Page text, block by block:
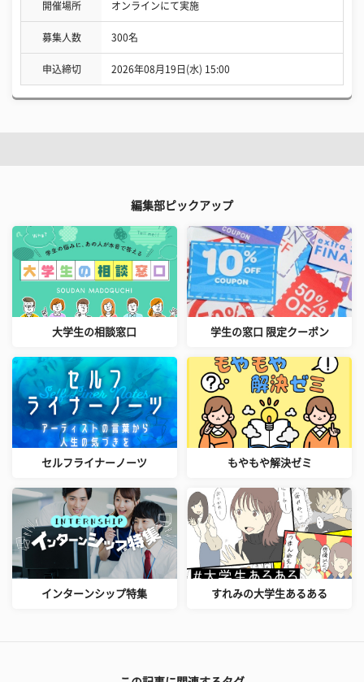
開催場所 オンラインにて実施
募集人数 300名
申込締切 2026年08月19日(水) 15:00
編集部ピックアップ
大学生の相談窓口 学生の窓口 限定クーポン
セルフライナーノーツ もやもや解決ゼミ
インターンシップ特集 すれみの大学生あるある